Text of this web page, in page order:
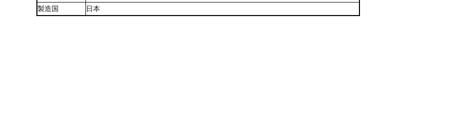
製造国
日本